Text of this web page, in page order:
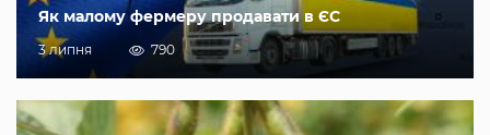
Як малому фермеру продавати в ЄС
3 липня 790